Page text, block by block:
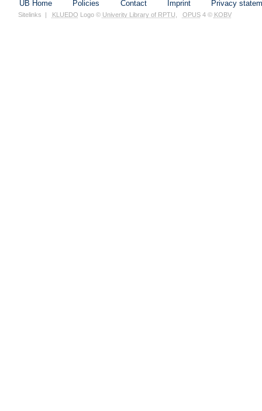
UB Home Policies Contact Imprint Privacy
Sitelinks KLUEDO Logo © Univerity Library of RPTU OPUS4 © KOBV